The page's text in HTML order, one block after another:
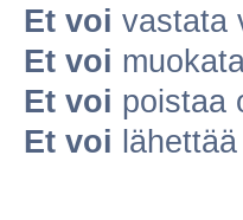
Et voi vastata
Et voi
Et voi poistaa
Et voi